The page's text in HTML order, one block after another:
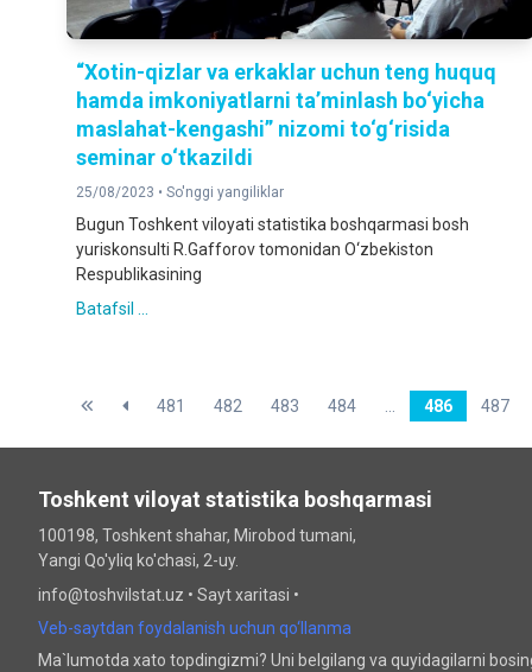
“Xotin-qizlar va erkaklar uchun teng huquq
hamda imkoniyatlarni ta’minlash bo‘yicha
maslahat-kengashi” nizomi to‘g‘risida
seminar o‘tkazildi
25/08/2023 • So'nggi yangiliklar
Bugun Toshkent viloyati statistika boshqarmasi bosh
yuriskonsulti R.Gafforov tomonidan O‘zbekiston
Respublikasining
Batafsil ...
481 482 483 484 486 487
Toshkent viloyat statistika boshqarmasi
100198, Toshkent shahar, Mirobod tumani,
Yangi Qo'yliq ko'chasi, 2-uy.
info@toshvilstat.uz • Sayt xaritasi •
Veb-saytdan foydalanish uchun qo‘llanma
Ma`lumotda xato topdingizmi? Uni belgilang va quyidagilarni